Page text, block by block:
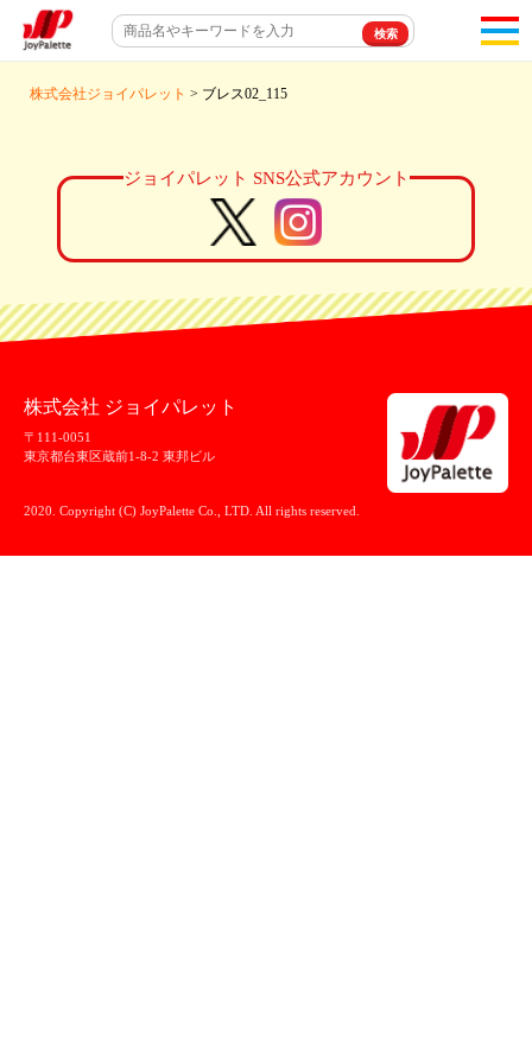
株式会社ジョイパレット > ブレス02_115
ジョイパレット SNS公式アカウント
株式会社 ジョイパレット
〒111-0051
東京都台東区蔵前1-8-2 東邦ビル
2020. Copyright (C) JoyPalette Co., LTD. All rights reserved.